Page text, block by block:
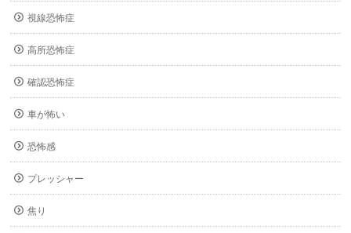
視線恐怖症
高所恐怖症
確認恐怖症
車が怖い
恐怖感
プレッシャー
焦り